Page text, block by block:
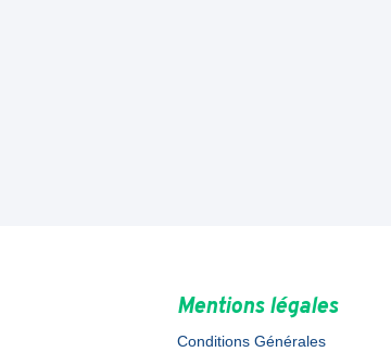
Mentions légales
Conditions Générales